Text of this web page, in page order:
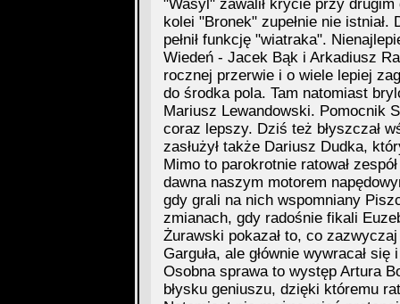
"Wasyl" zawalił krycie przy
kolei "Bronek" zupełnie nie
pełnił funkcję "wiatraka".
Wiedeń - Jacek Bąk i Arkadiusz
rocznej przerwie i o wiele lepiej
do środka pola. Tam natomiast
Mariusz Lewandowski. Pomocnik
coraz lepszy. Dziś też błyszczał
zasłużył także Dariusz Dudka,
Mimo to parokrotnie ratował
dawna naszym motorem
gdy grali na nich wspomniany
zmianach, gdy radośnie fikali
Żurawski pokazał to, co
Garguła, ale głównie wywracał
Osobna sprawa to występ Artura
błysku geniuszu, dzięki któremu